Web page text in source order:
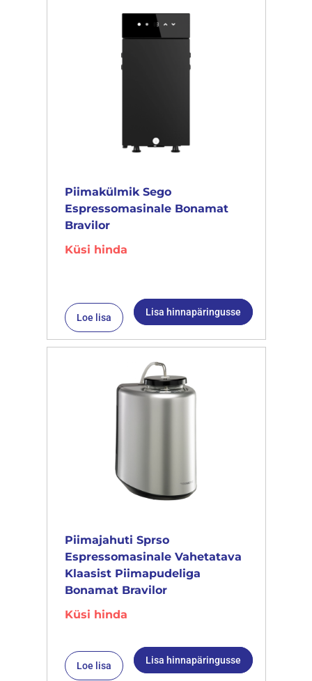
Piimakülmik Sego
Espressomasinale Bonamat
Bravilor
Küsi hinda
Loe lisa Lisa hinnapäringusse
Piimajahuti Sprso
Espressomasinale Vahetatava
Klaasist Piimapudeliga
Bonamat Bravilor
Küsi hinda
Loe lisa Lisa hinnapäringusse